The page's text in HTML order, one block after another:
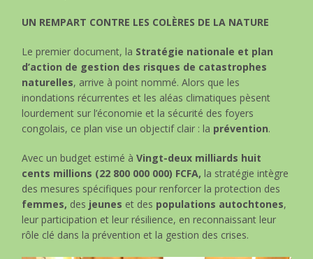
UN REMPART CONTRE LES COLÈRES DE LA NATURE
Le premier document, la Stratégie nationale et plan
d’action de gestion des risques de catastrophes
naturelles, arrive à point nommé. Alors que les
inondations récurrentes et les aléas climatiques pèsent
lourdement sur l’économie et la sécurité des foyers
congolais, ce plan vise un objectif clair : la prévention.
Avec un budget estimé à Vingt-deux milliards huit
cents millions (22 800 000 000) FCFA,la stratégie intègre
des mesures spécifiques pour renforcer la protection des
femmes, des jeunes et des populations autochtones,
leur participation et leur résilience, en reconnaissant leur
rôle clé dans la prévention et la gestion des crises.